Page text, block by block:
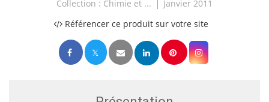
Collection : Chimie et ...
Janvier 2011
Référencer ce produit sur votre site